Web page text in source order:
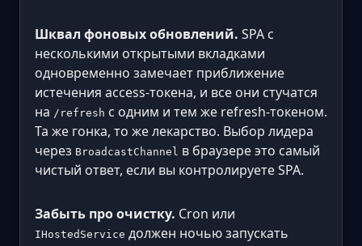
Шквал фоновых обновлений. SPA с
несколькими открытыми вкладками
одновременно замечает приближение
истечения access-токена, и все они стучатся
на /refresh с одним и тем же refresh-токеном.
Та же гонка, то же лекарство. Выбор лидера
через BroadcastChannel в браузере это самый
чистый ответ, если вы контролируете SPA.
Забыть про очистку. Cron или
IHostedService должен ночью запускать